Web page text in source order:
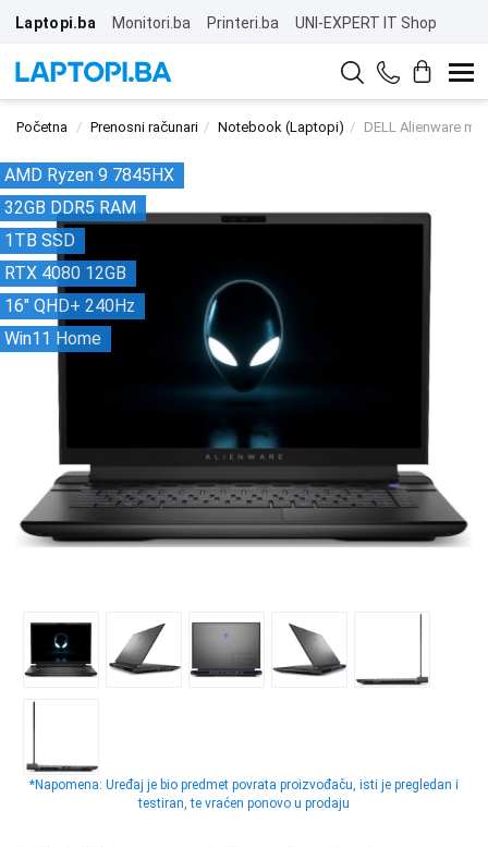
Laptopi.ba Monitori.ba Printeri.ba UNI-EXPERT IT Shop
Početna Prenosni računari Notebook (Laptopi) DELL Alienware
AMD Ryzen 9 7845HX
32GB DDR5 RAM
1TB SSD
RTX 4080 12GB
16" QHD+ 240Hz
Win11 Home
*Napomena: Uređaj je bio predmet povrata proizvođaču, isti je pregledan i
testiran, te vraćen ponovo u prodaju